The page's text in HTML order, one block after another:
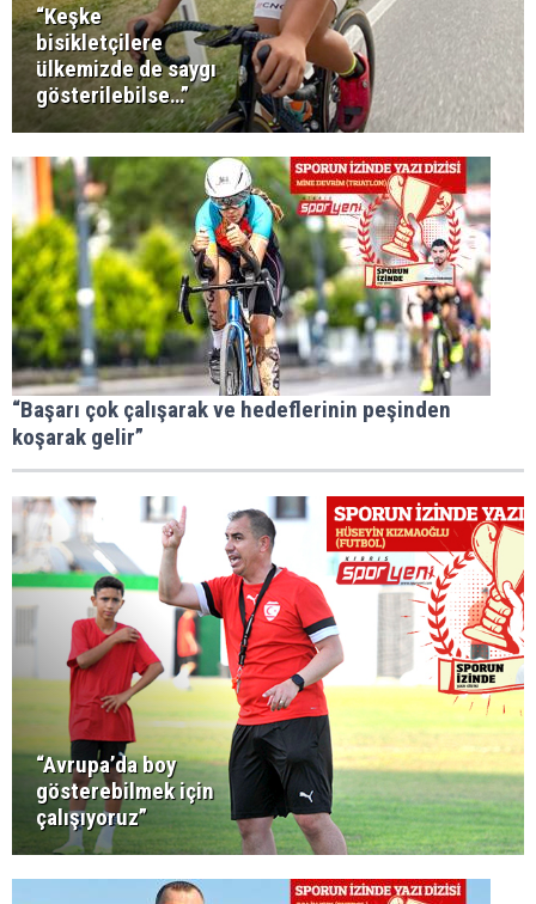
“Keşke
bisikletçilere
ülkemizde de saygı
gösterilebilse…”
“Başarı çok çalışarak ve hedeflerinin peşinden
koşarak gelir”
“Avrupa’da boy
gösterebilmek için
çalışıyoruz”